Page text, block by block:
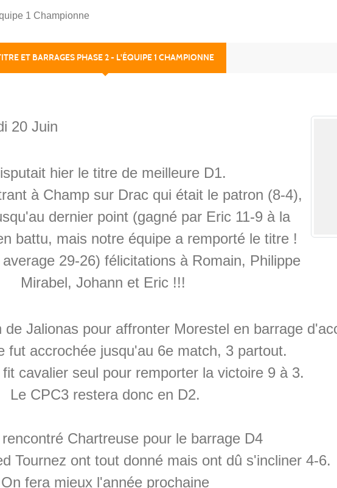
1 Championne
ET BARRAGES PHASE 2 - L'ÉQUIPE 1 CHAMPIONNE
20 Juin
hier le titre de meilleure D1.
à Champ sur Drac qui était le patron (8-4),
dernier point (gagné par Eric 11-9 à la
battu, mais notre équipe a remporté le titre !
29-26) félicitations à Romain, Philippe
Mirabel, Johann et Eric !!!
Jalionas pour affronter Morestel en barrage
fut accrochée jusqu'au 6e match, 3 partout.
cavalier seul pour remporter la victoire 9 à 3.
Le CPC3 restera donc en D2.
Chartreuse pour le barrage D4
Tournez ont tout donné mais ont dû s'incliner 4-6.
On fera mieux l'année prochaine